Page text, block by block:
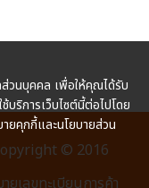
© 2016
เลขทะเบียนการค้า
วนบุคคล เพื่อให้คุณได้รับ
บริการเว็บไซต์นี้ต่อไปโดย
ยคุกกี้และนโยบายส่วน